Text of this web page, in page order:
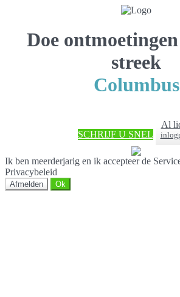
Doe
streek
Columbus
SCHRIJF U SNEL
Al
Ik ben meerderjarig en ik accepteer de
Privacybeleid
Afmelden Ok